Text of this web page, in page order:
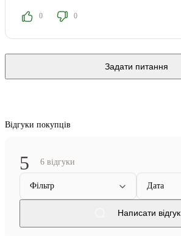
0 0
Задати питання
Відгуки покупців
5 6 відгуки
Фільтр Дата
Написати відгук